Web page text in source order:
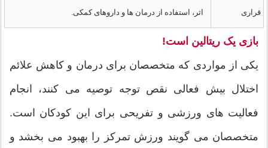
قراری اثر، استفاده از درمان ها و داروهای کمکی.
بازی یک ریتالین است!
یکی از مواردی که متخصصان برای درمان و کاهش علائم
اختلال بیش فعالی نقص توجه توصیه می کنند، انجام
فعالیت های ورزشی و تفریحی برای این کودکان است.
متخصصان می گویند ورزش تمرکز را بهبود می بخشد و